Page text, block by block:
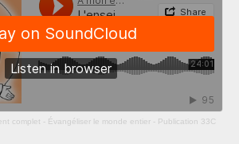
complet - Évangéliser le monde entier - Publication 33C